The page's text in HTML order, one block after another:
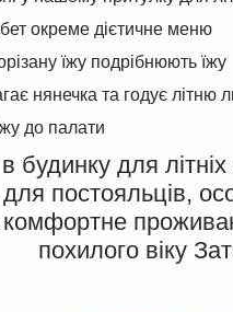
окреме дієтичне меню
їжу подрібнюють їжу
нянечка та годує літню
до палати
будинку для
для постояльців,
похилого віку